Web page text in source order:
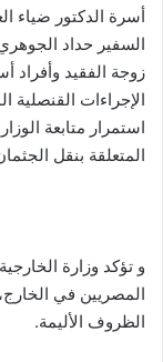
أسرة الدكتور ضياء
السفير حداد
زوجة الفقيد وأفراد
الإجراءات القنصلية
استمرار متابعة
المتعلقة بنقل
و تؤكد وزارة
المصريين في
الظروف الأليمة.